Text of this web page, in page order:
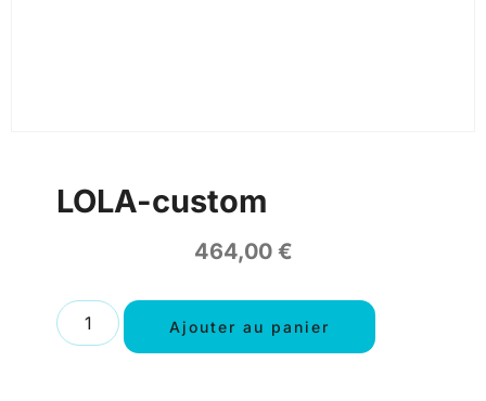
LOLA-custom
464,00 €
Ajouter au panier